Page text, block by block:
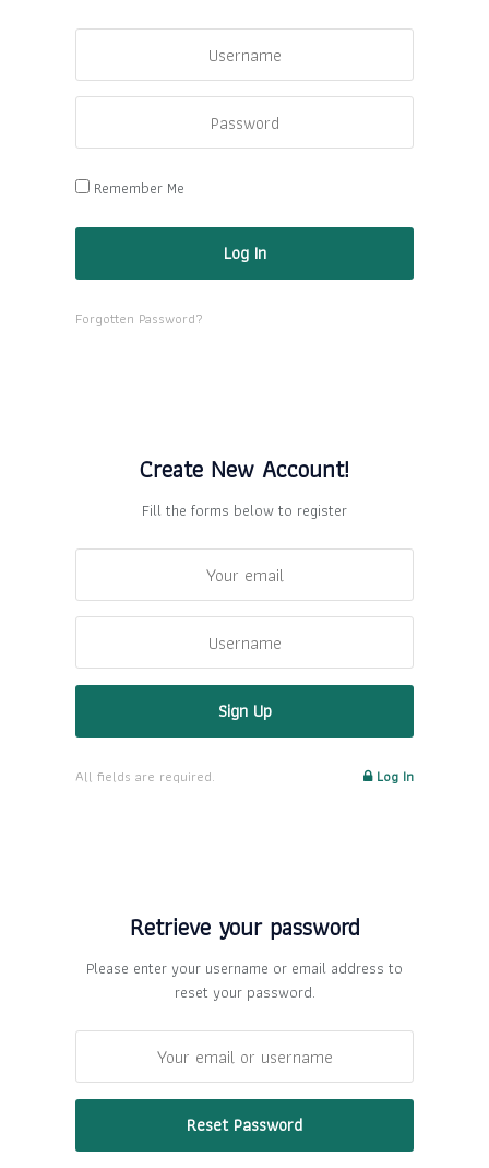
Remember Me
Forgotten Password?
Create New Account!
Fill the forms below to register
All fields are required. Log In
Retrieve your password
Please enter your username or email address to
reset your password.